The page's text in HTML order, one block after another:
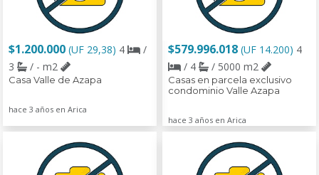
$1.200.000 (UF 29,38) 4
/
3
/ - m2
Casa Valle de Azapa
hace 3 años en Arica
$579.996.018 (UF 14.200) 4
/ 4
/ 5000 m2
Casas en parcela exclusivo
condominio Valle Azapa
hace 3 años en Arica